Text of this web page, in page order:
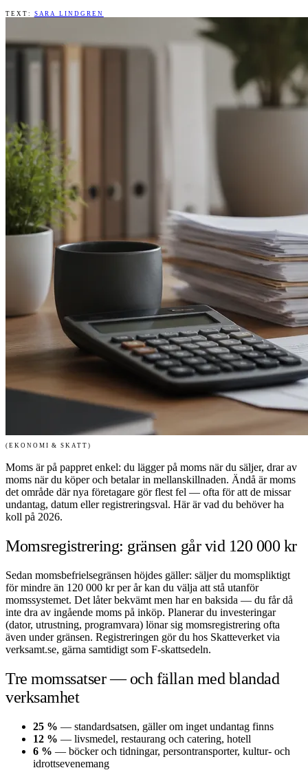
TEXT: SARA LINDGREN
(EKONOMI & SKATT)
Moms är på pappret enkel: du lägger på moms när du säljer, drar av
moms när du köper och betalar in mellanskillnaden. Ändå är moms
det område där nya företagare gör flest fel — ofta för att de missar
undantag, datum eller registreringsval. Här är vad du behöver ha
koll på 2026.
Momsregistrering: gränsen går vid 120 000 kr
Sedan momsbefrielsegränsen höjdes gäller: säljer du momspliktigt
för mindre än 120 000 kr per år kan du välja att stå utanför
momssystemet. Det låter bekvämt men har en baksida — du får då
inte dra av ingående moms på inköp. Planerar du investeringar
(dator, utrustning, programvara) lönar sig momsregistrering ofta
även under gränsen. Registreringen gör du hos Skatteverket via
verksamt.se, gärna samtidigt som F-skattsedeln.
Tre momssatser — och fällan med blandad
verksamhet
25 % — standardsatsen, gäller om inget undantag finns
12 % — livsmedel, restaurang och catering, hotell
6 % — böcker och tidningar, persontransporter, kultur- och
idrottsevenemang